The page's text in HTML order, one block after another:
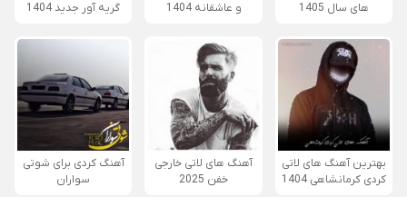
های سال 1405
و عاشقانه 1404
گریه آور جدید 1404
بهترین آهنگ های لاتی
کردی کرمانشاهی 1404
آهنگ های لاتی خارجی
خفن 2025
آهنگ کردی برای شوتی
سواران